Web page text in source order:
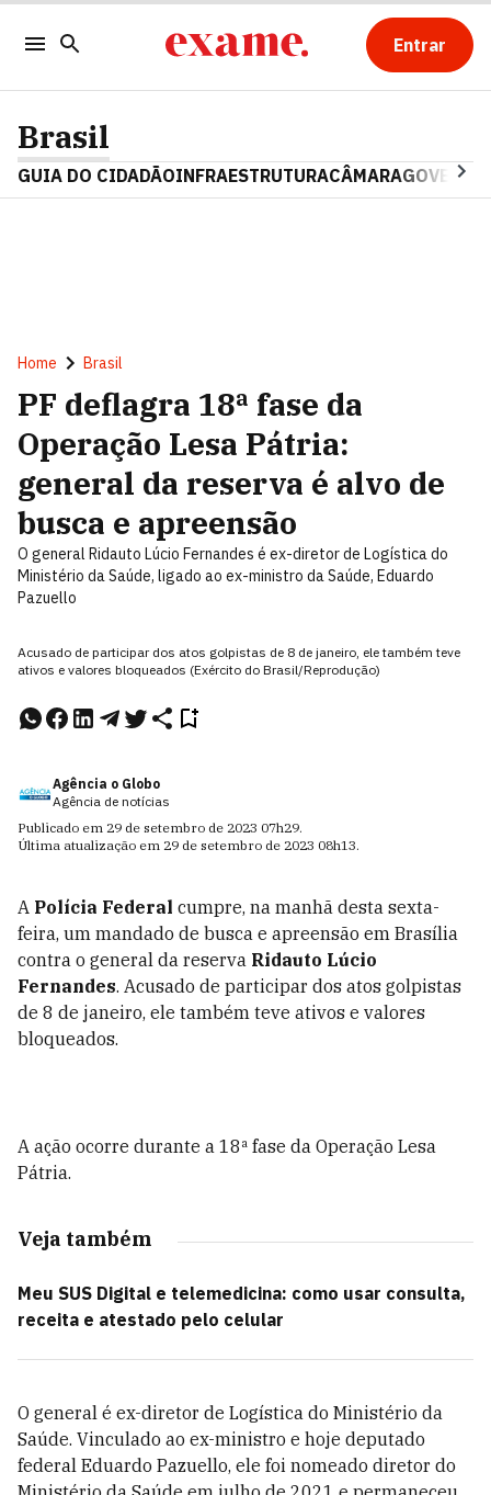
Entrar
Brasil
GUIA DO CIDADÃOINFRAESTRUTURACÂMARAGOVERNO
Home Brasil
PF deflagra 18ª fase da
Operação Lesa Pátria:
general da reserva é alvo de
busca e apreensão
O general Ridauto Lúcio Fernandes é ex-diretor de Logística do
Ministério da Saúde, ligado ao ex-ministro da Saúde, Eduardo
Pazuello
Acusado de participar dos atos golpistas de 8 de janeiro, ele também teve
ativos e valores bloqueados (Exército do Brasil/Reprodução)
Agência o Globo
Agência de notícias
Publicado em 29 de setembro de 2023 07h29.
Última atualização em 29 de setembro de 2023 08h13.
A Polícia Federal cumpre, na manhã desta sexta-
feira, um mandado de busca e apreensão em Brasília
contra o general da reserva Ridauto Lúcio
Fernandes. Acusado de participar dos atos golpistas
de 8 de janeiro, ele também teve ativos e valores
bloqueados.
A ação ocorre durante a 18ª fase da Operação Lesa
Pátria.
Veja também
Meu SUS Digital e telemedicina: como usar consulta,
receita e atestado pelo celular
O general é ex-diretor de Logística do Ministério da
Saúde. Vinculado ao ex-ministro e hoje deputado
federal Eduardo Pazuello, ele foi nomeado diretor do